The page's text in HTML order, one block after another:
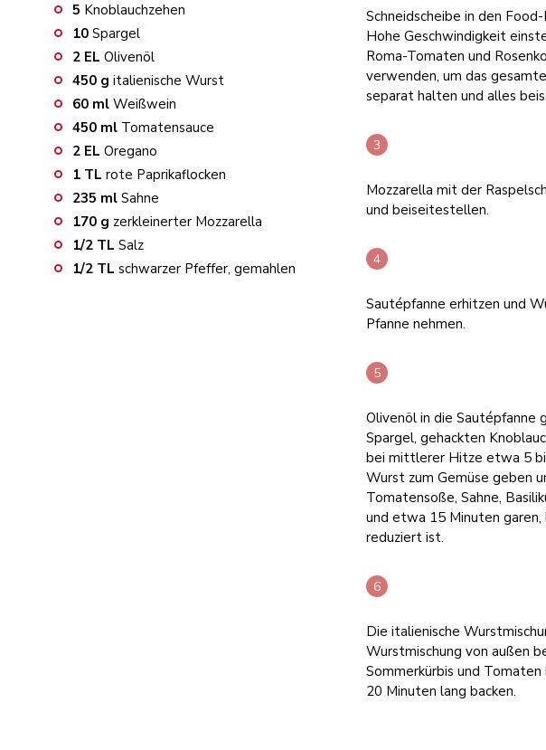
5 Knoblauchzehen
10 Spargel
2 EL Olivenöl
450 g italienische Wurst
60 ml Weißwein
450 ml Tomatensauce
2 EL Oregano
1 TL rote Paprikaflocken
235 ml Sahne
170 g zerkleinerter Mozzarella
1/2 TL Salz
1/2 TL schwarzer Pfeffer, gemahlen
Schneidscheibe in den
Hohe Geschwindigkeit
Roma-Tomaten und
verwenden, um das
separat halten und alles
Mozzarella mit der
und beiseitestellen.
Sautépfanne erhitzen und
Pfanne nehmen.
Olivenöl in die
Spargel, gehackten
bei mittlerer Hitze etwa 5
Wurst zum Gemüse geben
Tomatensoße, Sahne,
und etwa 15 Minuten
reduziert ist.
Die italienische
Wurstmischung von außen
Sommerkürbis und
20 Minuten lang backen.